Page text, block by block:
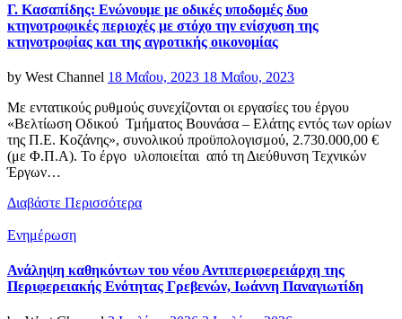
Γ. Κασαπίδης: Ενώνουμε με οδικές υποδομές δυο
κτηνοτροφικές περιοχές με στόχο την ενίσχυση της
κτηνοτροφίας και της αγροτικής οικονομίας
by West Channel Posted
18 Μαΐου, 2023 18 Μαΐου, 2023
Με εντατικούς ρυθμούς συνεχίζονται οι εργασίες του έργου
«Βελτίωση Οδικού Τμήματος Βουνάσα – Ελάτης εντός των ορίων
της Π.Ε. Κοζάνης», συνολικού προϋπολογισμού, 2.730.000,00 €
(με Φ.Π.Α). Το έργο υλοποιείται από τη Διεύθυνση Τεχνικών
Έργων…
Διαβάστε Περισσότερα
Categories
Ενημέρωση
Ανάληψη καθηκόντων του νέου Αντιπεριφερειάρχη της
Περιφερειακής Ενότητας Γρεβενών, Ιωάννη Παναγιωτίδη